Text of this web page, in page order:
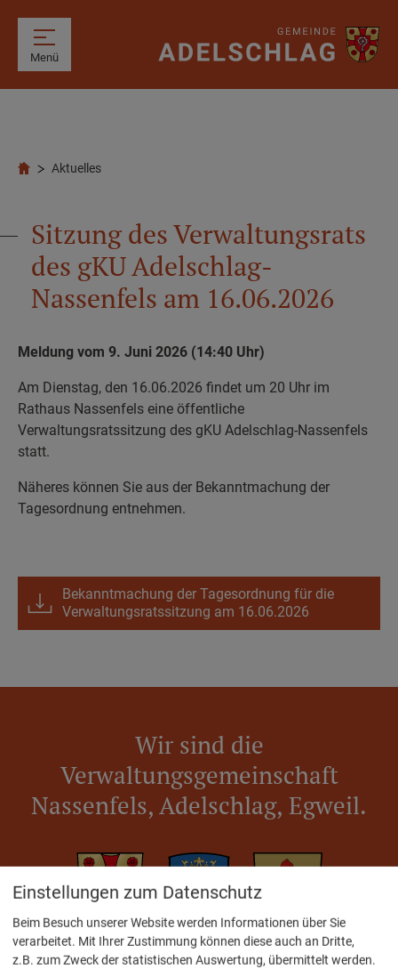
Menü
Aktuelles
Sitzung des Verwaltungsrats
des gKU Adelschlag-
Nassenfels am 16.06.2026
Meldung vom 9. Juni 2026 (14:40 Uhr)
Am Dienstag, den 16.06.2026 findet um 20 Uhr im
Rathaus Nassenfels eine öffentliche
Verwaltungsratssitzung des gKU Adelschlag-Nassenfels
statt.
Näheres können Sie aus der Bekanntmachung der
Tagesordnung entnehmen.
Bekanntmachung der Tagesordnung für die
Verwaltungsratssitzung am 16.06.2026
Wir sind die
Verwaltungsgemeinschaft
Nassenfels, Adelschlag, Egweil.
Adelschlag Egweil Nassenfels
Einstellungen zum Datenschutz
Beim Besuch unserer Website werden Informationen über Sie
verarbeitet. Mit Ihrer Zustimmung können diese auch an Dritte,
z.B. zum Zweck der statistischen Auswertung, übermittelt werden.